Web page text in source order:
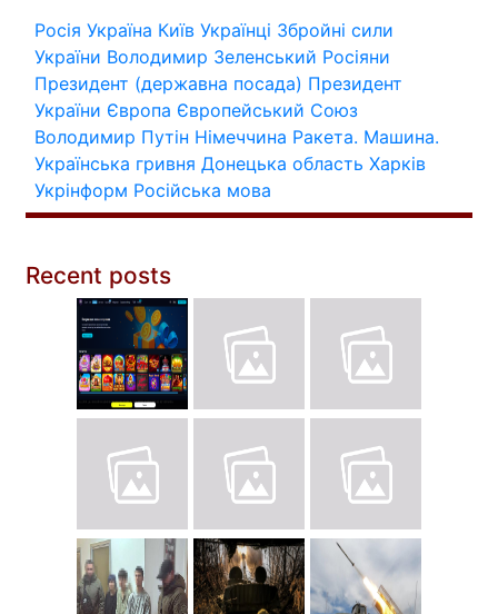
Росія Україна Київ Українці Збройні сили
України Володимир Зеленський Росіяни
Президент (державна посада) Президент
України Європа Європейський Союз
Володимир Путін Німеччина Ракета. Машина.
Українська гривня Донецька область Харків
Укрінформ Російська мова
Recent posts